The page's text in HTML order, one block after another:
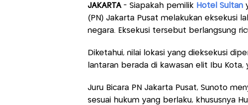
JAKARTA- Siapakah pemilik Hotel Sultan
(PN) Jakarta Pusat melakukan eksekusi
negara. Eksekusi tersebut berlangsung
Diketahui, nilai lokasi yang dieksekusi
lantaran berada di kawasan elit Ibu Kota,
Juru Bicara PN Jakarta Pusat, Sunoto
sesuai hukum yang berlaku, khususnya